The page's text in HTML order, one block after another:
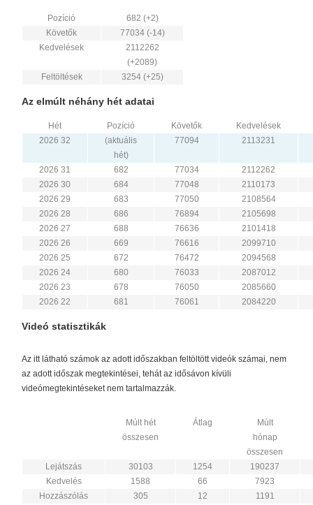
Pozíció
682 (+2)
Követők
77034 (-14)
Kedvelések
2112262
(+2089)
Feltöltések
3254 (+25)
Az elmúlt néhány hét adatai
Hét Pozíció Követők
Kedvelések
2026 32
(aktuális
hét)
77094 2113231
2026 31 682 77034
2112262
2026 30
684 77048
2110173
2026 29
683 77050
2108564
2026 28
686 76894
2105698
2026 27
688 76636
2101418
2026 26
669 76616
2099710
2026 25
672 76472
2094568
2026 24
680 76033
2087012
2026 23
678 76050
2085660
2026 22
681 76061 2084220
Videó statisztikák
Az itt látható számok az adott időszakban feltöltött videók számai, nem
az adott időszak megtekintései, tehát az idősávon kívüli
videómegtekintéseket nem tartalmazzák.
Múlt hét
összesen
Átlag
Múlt
hónap
összesen
Lejátszás
30103 1254
190237
Kedvelés
1588 66
7923
Hozzászólás
305 12
1191